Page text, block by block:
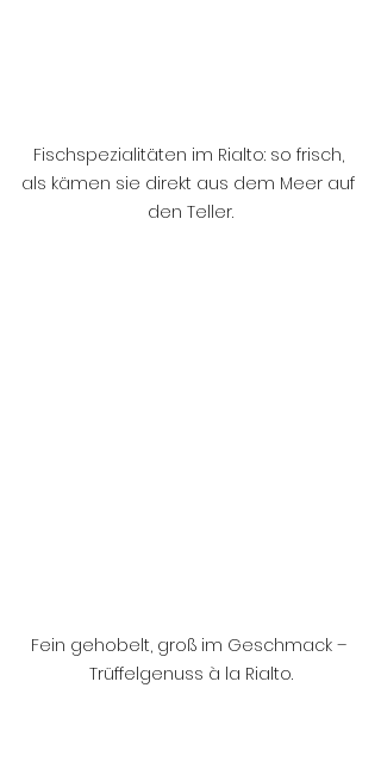
Fischspezialitäten im Rialto: so frisch,
als kämen sie direkt aus dem Meer auf
den Teller.
Fein gehobelt, groß im Geschmack –
Trüffelgenuss à la Rialto.